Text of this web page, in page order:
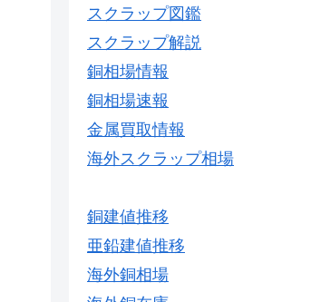
スクラップ図鑑
スクラップ解説
銅相場情報
銅相場速報
金属買取情報
海外スクラップ相場
銅建値推移
亜鉛建値推移
海外銅相場